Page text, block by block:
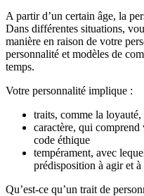
A partir d’un certain âge, la
Dans différentes situations,
manière en raison de votre
personnalité et modèles de
temps.
Votre personnalité implique :
traits, comme la
caractère, qui comprend
code éthique
tempérament, avec
prédisposition à agir et à
Qu’est-ce qu’un trait de